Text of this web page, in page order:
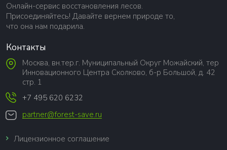
Онлайн-сервис восстановления лесов.
Присоединяйтесь! Давайте вернем природе то,
что она нам подарила.
Контакты
Москва, вн.тер.г. Муниципальный Округ Можайский, тер
Инновационного Центра Сколково, б-р Большой, д. 42
стр. 1
+7 495 620 6232
partner@forest-save.ru
Лицензионное соглашение